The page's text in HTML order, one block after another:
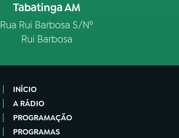
Tabatinga AM
Rua Rui Barbosa S/Nº
Rui Barbosa
INÍCIO
A RÁDIO
PROGRAMAÇÃO
PROGRAMAS